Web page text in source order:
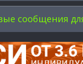
сообщения